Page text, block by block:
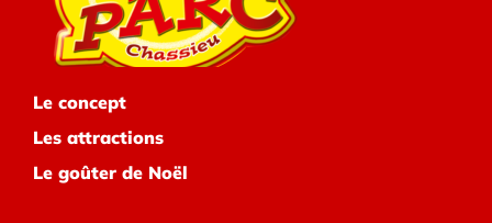
Le concept
Les attractions
Le goûter de Noël